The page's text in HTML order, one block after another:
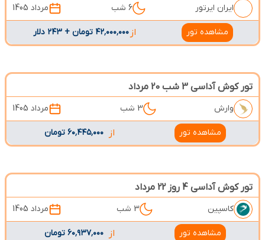
ایران ایرتور 6 شب مرداد 1405
مشاهده تور از۴۲٬۰۰۰٬۰۰۰ تومان + ۲۴۳ دلار
تور کوش آداسی 3 شب 20 مرداد
وارش 3 شب مرداد 1405
مشاهده تور از ۶۰٬۴۴۵٬۰۰۰ تومان
تور کوش آداسی 4 روز 22 مرداد
کاسپین 3 شب مرداد 1405
مشاهده تور از ۶۰٬۹۳۷٬۰۰۰ تومان